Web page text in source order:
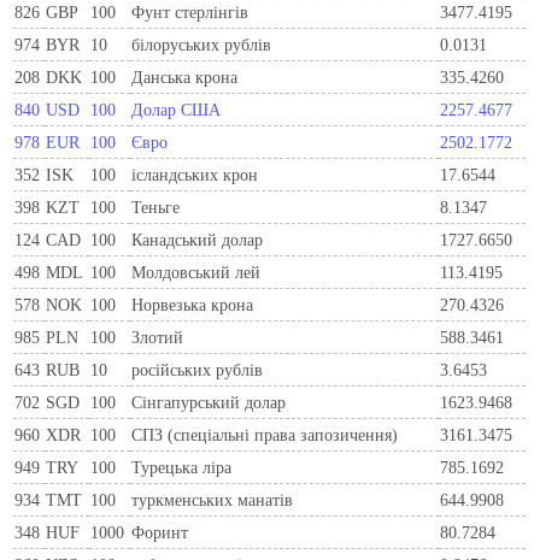
826 GBP 100 Фунт стерлінгів
3477.4195
974 BYR 10 білоруських рублів
0.0131
208 DKK 100 Данська крона
335.4260
840 USD 100 Долар США
2257.4677
978 EUR 100 Євро
2502.1772
352 ISK 100 ісландських крон
17.6544
398 KZT 100 Теньге
8.1347
124 CAD 100 Канадський долар
1727.6650
498 MDL 100 Молдовський лей
113.4195
578 NOK 100 Норвезька крона
270.4326
985 PLN 100 Злотий
588.3461
643 RUB 10 російських рублів
3.6453
702 SGD 100 Сінгапурський долар
1623.9468
960 XDR 100 СПЗ (спеціальні права запозичення)
3161.3475
949 TRY 100 Турецька ліра
785.1692
934 TMT 100 туркменських манатів
644.9908
348 HUF 1000 Форинт
80.7284